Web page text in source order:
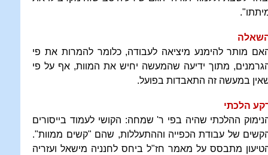
מותר להימנע מיציאה לעבודה, כלומר להמרות את פי
מתוך ידיעה שהמעשה יחיש את המוות, אף על פי
במעשה זה התאבדות בפועל.
הלכתי
ההלכתי שהיה בפי ר' שמחה: הקושי לעמוד בייסורים
של עבודת הכפייה וההתעללות, שהם "קשים ממוות".
מתבסס על מאמר חז"ל ביחס לחנניה מישאל ועזריה